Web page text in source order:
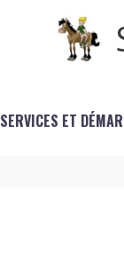
SERVICES ET